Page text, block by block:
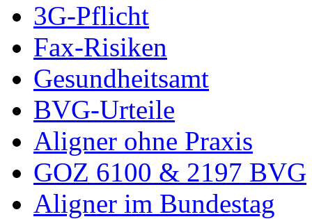
3G-Pflicht
Fax-Risiken
Gesundheitsamt
BVG-Urteile
Aligner ohne Praxis
GOZ 6100 & 2197 BVG
Aligner im Bundestag